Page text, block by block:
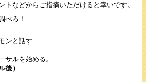
トなどからご指摘いただけると幸いです。
べろ！
ンと話す
サルを始める。
後）